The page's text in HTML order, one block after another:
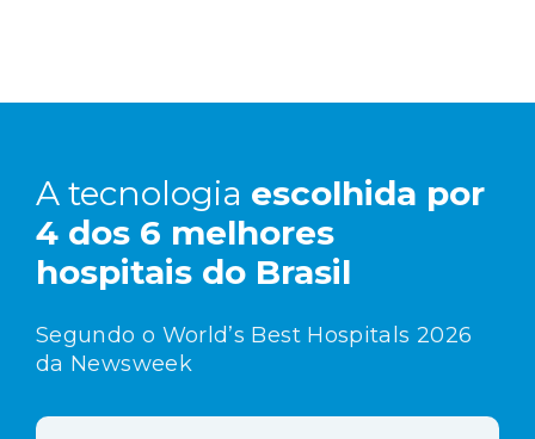
A tecnologia escolhida por
4 dos 6 melhores
hospitais do Brasil
Segundo o World’s Best Hospitals 2026
da Newsweek